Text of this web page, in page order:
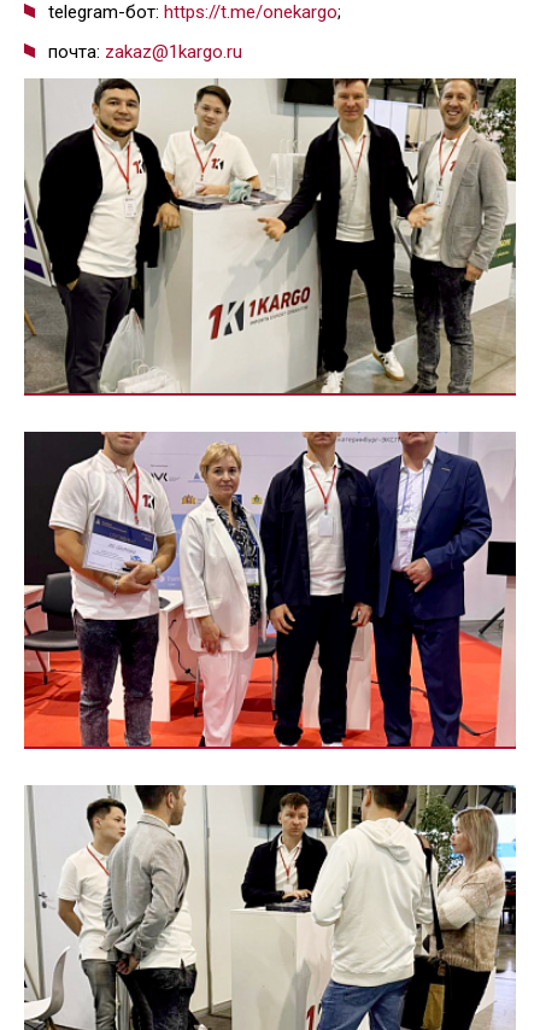
telegram-бот: https://t.me/onekargo;
почта: zakaz@1kargo.ru